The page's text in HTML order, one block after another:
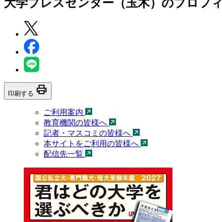
大学プレスセンター（玉木） のプロフ
印刷する print
ご利用案内
教育機関の皆様へ
記者・マスコミの皆様へ
本サイトをご利用の皆様へ
配信先一覧